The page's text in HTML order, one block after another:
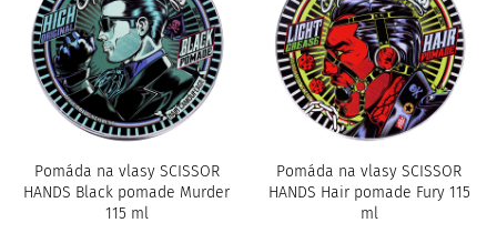
Pomáda na vlasy SCISSOR
HANDS Black pomade Murder
115 ml
Pomáda na vlasy SCISSOR
HANDS Hair pomade Fury 115
ml